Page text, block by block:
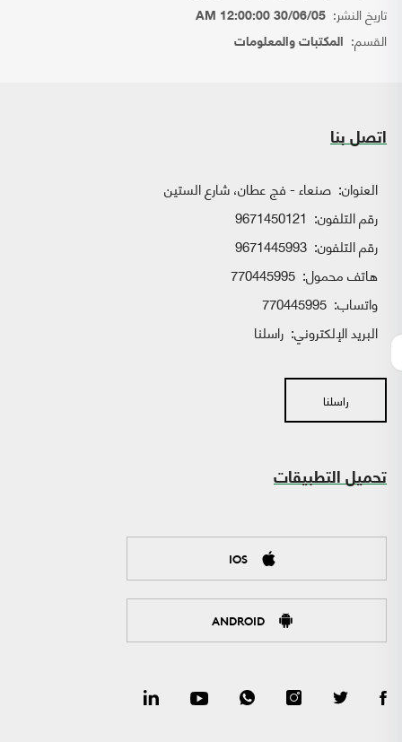
تاريخ النشر: 30/06/05 12:00:00 AM
القسم: المكتبات والمعلومات
اتصل بنا
العنوان: صنعاء - فج عطان، شارع الستين
رقم التلفون: 9671450121
رقم التلفون: 9671445993
هاتف محمول: 770445995
واتساب:
البريد الإلكتروني: راسلنا
راسلنا
تحميل التطبيقات
IOS
ANDROID